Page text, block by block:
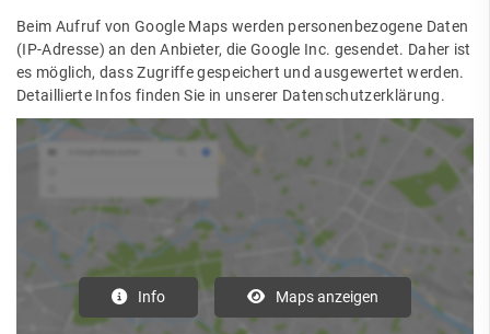
Beim Aufruf von Google Maps werden personenbezogene Daten
(IP-Adresse) an den Anbieter, die Google Inc. gesendet. Daher ist
es möglich, dass Zugriffe gespeichert und ausgewertet werden.
Detaillierte Infos finden Sie in unserer Datenschutzerklärung.
Info Maps anzeigen